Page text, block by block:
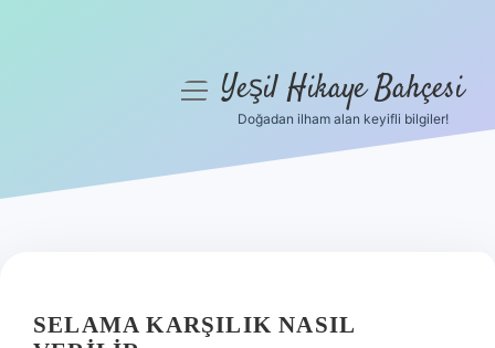
Hakkımızda
menüyüYeşil Hikaye Bahçesi
Doğadan ilham alan keyifli bilgiler!
SELAMA KARŞILIK NASIL